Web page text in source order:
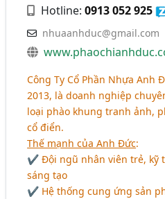
Hotline:0913 052 925
nhuaanhduc@gmail.com
Công Ty Cổ Phần Nhựa Anh
2013, là doanh nghiệp
loại phào khung tranh ảnh,
cổ điển.
Thế mạnh của Anh Đức:
✔ Đội ngũ nhân viên trẻ, kỹ
sáng tạo
✔ Hệ thống cung ứng sản